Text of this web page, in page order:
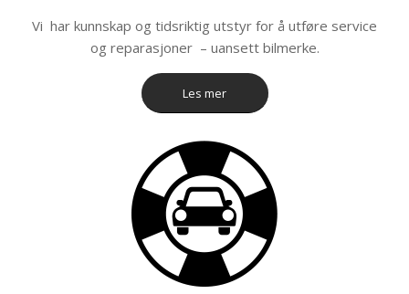
Vi har kunnskap og tidsriktig utstyr for å utføre service
og reparasjoner – uansett bilmerke.
Les mer